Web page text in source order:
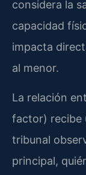
considera la
capacidad
impacta
al menor.
La relación
factor) recibe
tribunal
principal,